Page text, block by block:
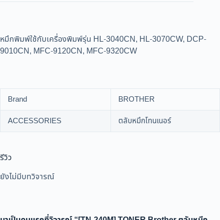
หมึกพิมพ์ใช้กับเครื่องพิมพ์รุ่น HL-3040CN, HL-3070CW, DCP-
9010CN, MFC-9120CN, MFC-9320CW
Brand
BROTHER
ACCESSORIES
ตลับหมึกโทนเนอร์
รีวิว
ยังไม่มีบทวิจารณ์